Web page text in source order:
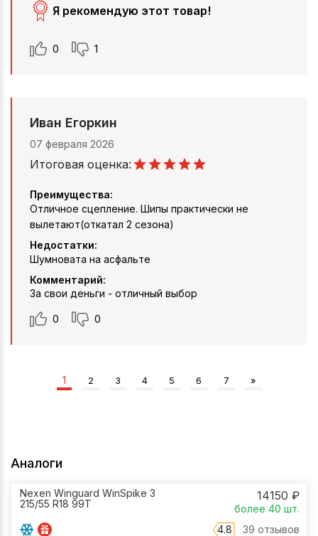
Я рекомендую этот товар!
0 1
Иван Егоркин
07 февраля 2026
Итоговая оценка:
Преимущества:
Отличное сцепление. Шипы практически не
вылетают(откатал 2 сезона)
Недостатки:
Шумновата на асфальте
Комментарий:
За свои деньги - отличный выбор
0 0
1 2 3 4 5 6 7 »
Аналоги
Nexen Winguard WinSpike 3
215/55 R18 99T
14150 ₽
более 40 шт.
4.8
39 отзывов